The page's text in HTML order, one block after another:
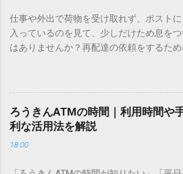
必要はありません。 1. なぜ「変換」して
こないのか？ そもそも、なぜ普通の変換
あるのでしょうか。その理由は、パソコン
は、JIS規格（日本産業規格）によって「
準」といった形で整理されています。し
使われる非常に古い漢字（旧字）や、特定
れた「外字」は、この一般的な変換リスト
ン上のすべての文字には、いわば「住所」
仕事や外出で荷物を受け取れず、ポスト
入っているのを見て、少しだけため息を
はありませんか？再配達の依頼をするため
ことに申し訳なさを感じたりすることも
ん。 「もっとスムーズに、自分のタイミ
い」 「わざわざ電話をかけずに、スマホ
い」 そんな願いを叶えてくれるのが、佐
ビス「スマートクラブ」と、LINEや公式ア
これらを活用するだけで、再配達のストレ
ろうきんATMの時間｜利用時間や
利な活用法を解説
18:00